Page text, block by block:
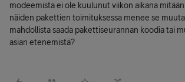
modeemista ei ole kuulunut viikon aikana
näiden pakettien toimituksessa menee se
mahdollista saada pakettiseurannan koodia tai
asian etenemistä?